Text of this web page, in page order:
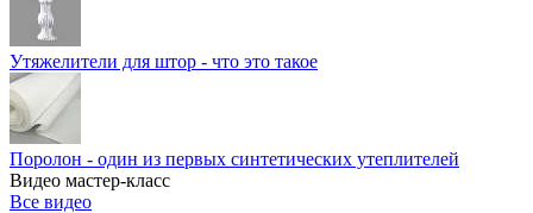
Утяжелители для штор - что это такое
Поролон - один из первых синтетических утеплителей
Видео мастер-класс
Все видео